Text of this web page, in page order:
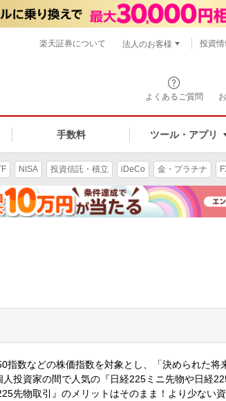
よくあるご質問
手数料 ツール・アプリ
楽天証券について 法人のお客様 投資
NISA 投資信託・積立 iDeCo 金・プラチナ
指数などの株価指数を対象とし、「決められた将
投資家の間で人気の『日経225ミニ先物や日経
先物取引』のメリットはそのまま！より少ない